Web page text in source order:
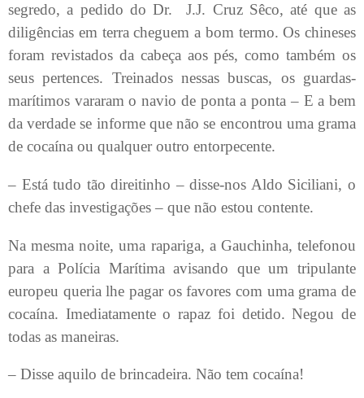
segredo, a pedido do Dr.
J.J. Cruz Sêco, até que as
diligências em terra cheguem a bom termo. Os chineses
foram revistados da cabeça aos pés, como também os
seus pertences. Treinados nessas buscas, os guardas-
marítimos vararam o navio de ponta a ponta – E a bem
da verdade se informe que não se encontrou uma grama
de cocaína ou qualquer outro entorpecente.
– Está tudo tão direitinho – disse-nos Aldo Siciliani, o
chefe das investigações – que não estou contente.
Na mesma noite, uma rapariga, a Gauchinha, telefonou
para a Polícia Marítima avisando que um tripulante
europeu queria lhe pagar os favores com uma grama de
cocaína. Imediatamente o rapaz foi detido. Negou de
todas as maneiras.
– Disse aquilo de brincadeira. Não tem cocaína!